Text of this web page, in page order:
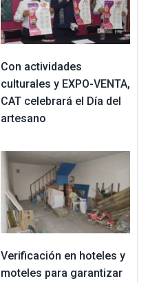
Con actividades
culturales y EXPO-VENTA,
CAT celebrará el Día del
artesano
Verificación en hoteles y
moteles para garantizar